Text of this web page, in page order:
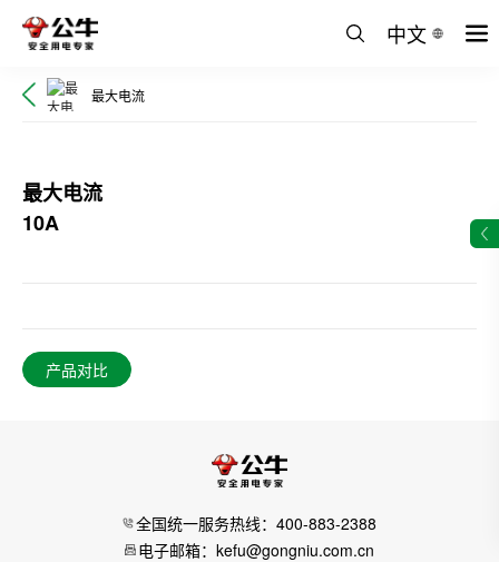
中文
最大电流
最大电流
10A
产品对比
全国统一服务热线：400-883-2388
电子邮箱：kefu@gongniu.com.cn